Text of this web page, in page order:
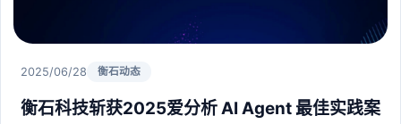
2025/06/28 衡石动态
衡石科技斩获2025爱分析 AI Agent 最佳实践案